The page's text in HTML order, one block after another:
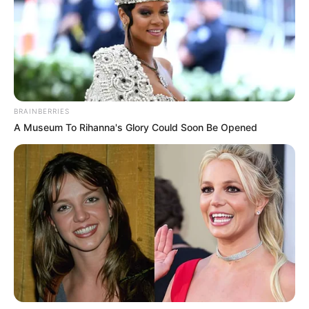
Os nadadores paraguaçuensesEduardo Martins e Maria Julia
Gasbarro, que integraram a forte seleção da 3ª Região,
conquistaram pontos importantes que trouxeram a seleção
regional novamente ao pódio
Após dois anos de eventos suspensos devido a pandemia
Covid-19, o Troféu Kim Mollo voltou a lotar a cidade de
Mococa no último final de semana. A grande disputa das
seleções das oito regiões da Federação Aquática Paulista
deixou a piscina colorida e animada com os diferentes
gritos de guerra que embalaram as disputas acirradas.
BRAINBERRIES
A Museum To Rihanna's Glory Could Soon Be Opened